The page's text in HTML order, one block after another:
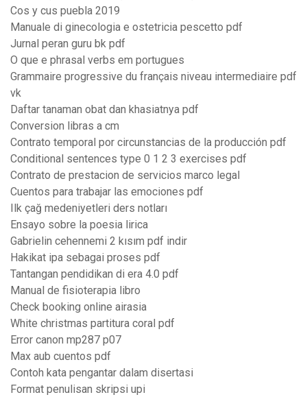
Cos y cus puebla 2019
Manuale di ginecologia e ostetricia pescetto pdf
Jurnal peran guru bk pdf
O que e phrasal verbs em portugues
Grammaire progressive du français niveau intermediaire pdf
vk
Daftar tanaman obat dan khasiatnya pdf
Conversion libras a cm
Contrato temporal por circunstancias de la producción pdf
Conditional sentences type 0 1 2 3 exercises pdf
Contrato de prestacion de servicios marco legal
Cuentos para trabajar las emociones pdf
Ilk çağ medeniyetleri ders notları
Ensayo sobre la poesia lirica
Gabrielin cehennemi 2 kısım pdf indir
Hakikat ipa sebagai proses pdf
Tantangan pendidikan di era 4.0 pdf
Manual de fisioterapia libro
Check booking online airasia
White christmas partitura coral pdf
Error canon mp287 p07
Max aub cuentos pdf
Contoh kata pengantar dalam disertasi
Format penulisan skripsi upi